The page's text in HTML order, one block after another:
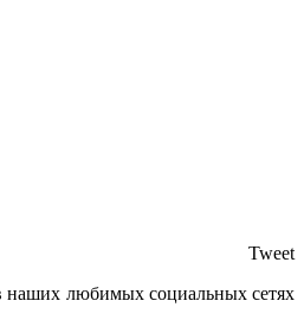
Tweet
в наших любимых социальных сетях